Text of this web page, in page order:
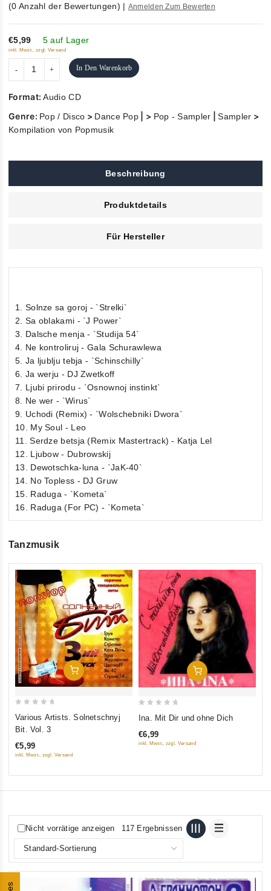
out
of
5
(0 Anzahl der Bewertungen) | Anmelden Zum Bewerten
€5,99 5 auf Lager
inkl. Mwst., zzgl. Versand
In Den Warenkorb
Format:Audio CD
Genre: Pop / Disco > Dance Pop | > Pop - Sampler |Sampler >
Kompilation von Popmusik
Beschreibung
Produktdetails
Für Hersteller
1. Solnze sa goroj - `Strelki`
2. Sa oblakami - `J Power`
3. Dalsche menja - `Studija 54`
4. Ne kontroliruj - Gala Schurawlewa
5. Ja ljublju tebja - `Schinschilly`
6. Ja werju - DJ Zwetkoff
7. Ljubi prirodu - `Osnownoj instinkt`
8. Ne wer - `Wirus`
9. Uchodi (Remix) - `Wolschebniki Dwora`
10. My Soul - Leo
11. Serdze betsja (Remix Mastertrack) - Katja Lel
12. Ljubow - Dubrowskij
13. Dewotschka-luna - `JaK-40`
14. No Topless - DJ Gruw
15. Raduga - `Kometa`
16. Raduga (For PC) - `Kometa`
Tanzmusik
In Den Warenkorb
5
Various Artists. Solnetschnyj
Bit. Vol. 3
€5,99
inkl. Mwst., zzgl. Versand
In Den Warenkorb
of
Ina. Mit Dir und ohne Dich
€6,99
inkl. Mwst., zzgl. Versand
Nicht vorrätige anzeigen 117 Ergebnissen